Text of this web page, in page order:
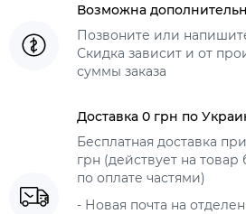
Возможна
Позвоните или
Скидка зависит и от
суммы заказа
Доставка 0 грн по
Бесплатная доставка
грн (действует на
по оплате частями)
- Новая почта на